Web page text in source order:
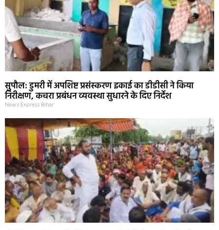
सुपौल: डुमरी में अपशिष्ट प्रसंस्करण इकाई का डीडीसी ने किया
निरीक्षण, कचरा प्रबंधन व्यवस्था सुधारने के दिए निर्देश
News Express Bihar